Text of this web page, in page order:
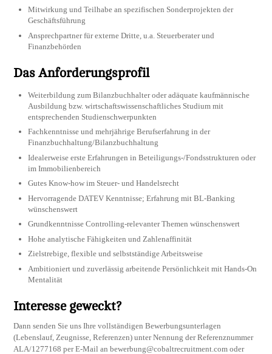
Mitwirkung und Teilhabe an spezifischen Sonderprojekten der
Geschäftsführung
Ansprechpartner für externe Dritte, u.a. Steuerberater und
Finanzbehörden
Das Anforderungsprofil
Weiterbildung zum Bilanzbuchhalter oder adäquate kaufmännische
Ausbildung bzw. wirtschaftswissenschaftliches Studium mit
entsprechenden Studienschwerpunkten
Fachkenntnisse und mehrjährige Berufserfahrung in der
Finanzbuchhaltung/Bilanzbuchhaltung
Idealerweise erste Erfahrungen in Beteiligungs-/Fondsstrukturen oder
im Immobilienbereich
Gutes Know-how im Steuer- und Handelsrecht
Hervorragende DATEV Kenntnisse; Erfahrung mit BL-Banking
wünschenswert
Grundkenntnisse Controlling-relevanter Themen wünschenswert
Hohe analytische Fähigkeiten und Zahlenaffinität
Zielstrebige, flexible und selbstständige Arbeitsweise
Ambitioniert und zuverlässig arbeitende Persönlichkeit mit Hands-On
Mentalität
Interesse geweckt?
Dann senden Sie uns Ihre vollständigen Bewerbungsunterlagen
(Lebenslauf, Zeugnisse, Referenzen) unter Nennung der Referenznummer
ALA/1277168 per E-Mail anbewerbung@cobaltrecruitment.com oder